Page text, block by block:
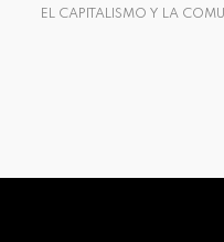
EL CAPITALISMO Y LA